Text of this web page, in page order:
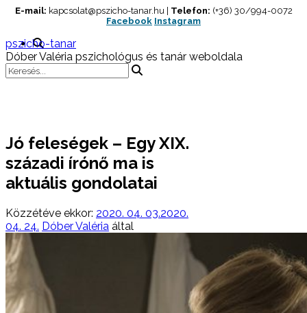
Skip
content
E-mail: kapcsolat@pszicho-tanar.hu | Telefon: (+36) 30/994-0072
Facebook Instagram
pszicho-tanar
Dóber Valéria pszichológus és tanár weboldala
Jó feleségek – Egy XIX.
századi írónő ma is
aktuális gondolatai
Közzétéve ekkor: 2020. 04. 03.2020.
04. 24. Dóber Valéria által